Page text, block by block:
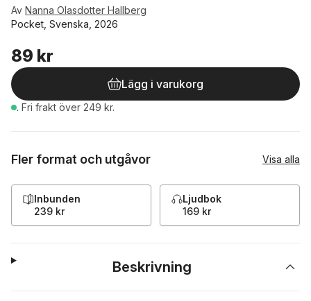
Av Nanna Olasdotter Hallberg
Pocket, Svenska, 2026
89 kr
Lägg i varukorg
. Fri frakt över 249 kr.
Fler format och utgåvor Visa alla
Inbunden
239 kr
Ljudbok
169 kr
Beskrivning